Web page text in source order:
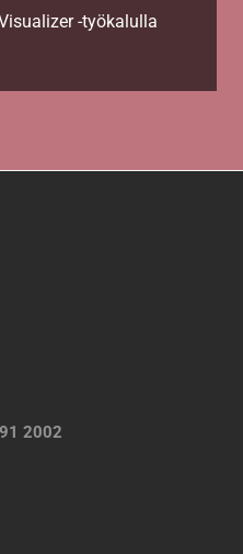
-työkalulla
2002